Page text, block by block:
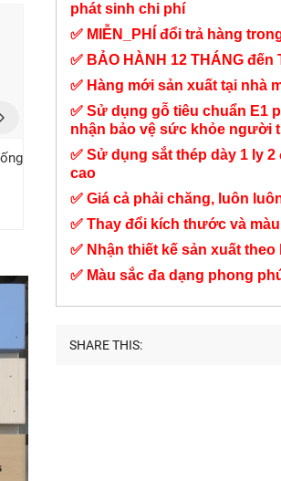
Kệ hồ sơ văn phòng
TT58
2,150,000 đ
Kệ sách ô
phát sinh chi phí
✅ MIỄN_PHÍ đổi trả hàng
✅ BẢO HÀNH 12 THÁNG đến
✅ Hàng mới sản xuất tại nhà
✅ Sử dụng gỗ tiêu chuẩn E1
nhận bảo vệ sức khỏe người
✅ Sử dụng sắt thép dày 1 ly
cao
✅ Giá cả phải chăng, luôn
✅ Thay đổi kích thước và
✅ Nhận thiết kế sản xuất
✅ Màu sắc đa dạng phong
SHARE THIS: